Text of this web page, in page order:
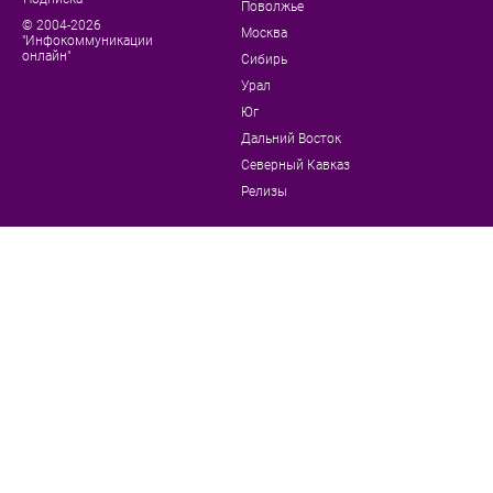
© 2004-2026
"Инфокоммуникации
онлайн"
Поволжье
Москва
Сибирь
Урал
Юг
Дальний Восток
Северный Кавказ
Релизы